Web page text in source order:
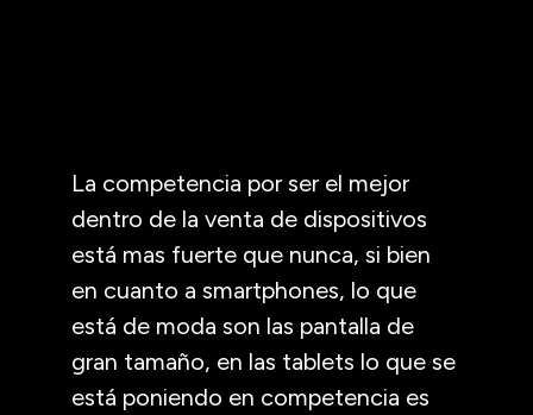
La competencia por ser el mejor
dentro de la venta de dispositivos
está mas fuerte que nunca, si bien
en cuanto a smartphones, lo que
está de moda son las pantalla de
gran tamaño, en las tablets lo que se
está poniendo en competencia es